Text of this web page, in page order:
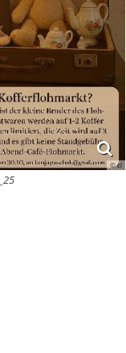
© cl